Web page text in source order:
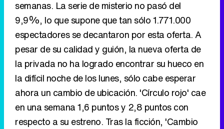
semanas. La serie de misterio no pasó del
9,9%, lo que supone que tan sólo 1.771.000
espectadores se decantaron por esta oferta. A
pesar de su calidad y guión, la nueva oferta de
la privada no ha logrado encontrar su hueco en
la difícil noche de los lunes, sólo cabe esperar
ahora un cambio de ubicación. 'Círculo rojo' cae
en una semana 1,6 puntos y 2,8 puntos con
respecto a su estreno. Tras la ficción, 'Cambio